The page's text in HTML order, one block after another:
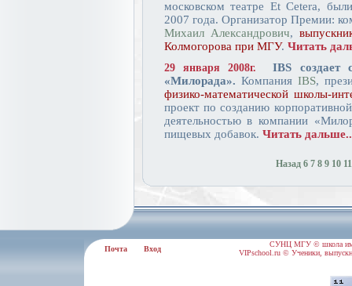
московском театре Et Cetera,
2007 года. Организатор Премии:
Михаил Александрович,
Колмогорова при МГУ. Читать
29 января 2008г.
IBS создает
«Милорада». Компания IBS,
физико-математической школы-
проект по созданию
деятельностью в компании
пищевых добавок. Читать
Назад 6 7 8 9 10 11
Почта Вход
СУНЦ МГУ © школа
VIPschool.ru © Ученики,